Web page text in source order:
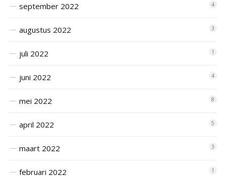
september 2022 4
augustus 2022 3
juli 2022 1
juni 2022 4
mei 2022 8
april 2022 5
maart 2022 3
februari 2022 1